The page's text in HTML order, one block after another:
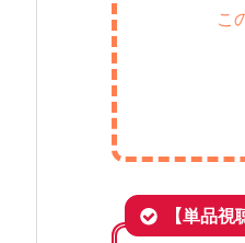
こ
【単品